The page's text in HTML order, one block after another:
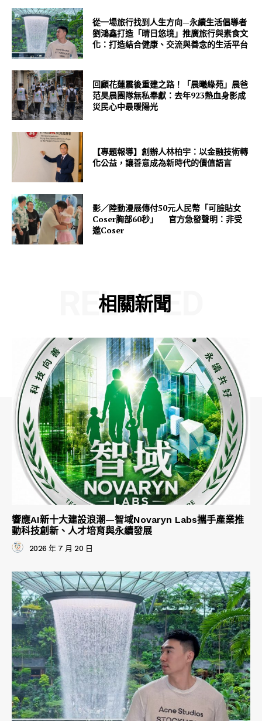
從一場旅行找到人生方向—永續生活倡導者
劉鴻鑫打造「晴日悠境」推廣旅行與素食文
化：打造結合健康、交流與善念的生活平台
回顧花蓮震後重建之路！「晨曦綠苑」晨爸
范昊晨團隊無私奉獻：去年923熱血身影成
災民心中最暖陽光
【專題報導】創辦人林柏宇：以金融技術轉
化公益，讓善意成為新時代的價值語言
影／陸動漫展傳付50元人民幣「可臉貼女
Coser胸部60秒」 官方急發聲明：非受
邀Coser
相關新聞
RELATED
響應AI新十大建設浪潮—智域Novaryn Labs攜手產業推
動科技創新、人才培育與永續發展
2026 年 7 月 20 日